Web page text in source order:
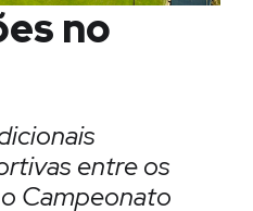
no
entre os
Campeonato